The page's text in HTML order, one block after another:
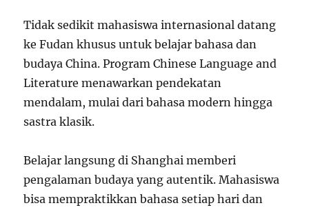
Tidak sedikit mahasiswa internasional datang
ke Fudan khusus untuk belajar bahasa dan
budaya China. Program Chinese Language and
Literature menawarkan pendekatan
mendalam, mulai dari bahasa modern hingga
sastra klasik.
Belajar langsung di Shanghai memberi
pengalaman budaya yang autentik. Mahasiswa
bisa mempraktikkan bahasa setiap hari dan